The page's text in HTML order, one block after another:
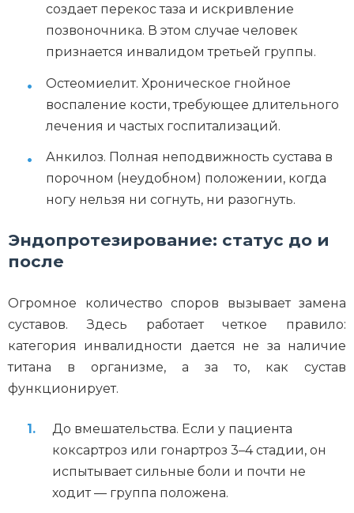
создает перекос таза и искривление
позвоночника. В этом случае человек
признается инвалидом третьей группы.
Остеомиелит. Хроническое гнойное
воспаление кости, требующее длительного
лечения и частых госпитализаций.
Анкилоз. Полная неподвижность сустава в
порочном (неудобном) положении, когда
ногу нельзя ни согнуть, ни разогнуть.
Эндопротезирование: статус до и
после
Огромное количество споров вызывает замена
суставов. Здесь работает четкое правило:
категория инвалидности дается не за наличие
титана в организме, а за то, как сустав
функционирует.
До вмешательства. Если у пациента
коксартроз или гонартроз 3–4 стадии, он
испытывает сильные боли и почти не
ходит — группа положена.